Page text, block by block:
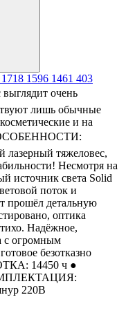
1718 1596 1461 403
очень
лишь обычные
и на
ОСОБЕННОСТИ:
тяжеловес,
Несмотря на
источник света Solid
поток и
прошёл детальную
оптика
Надёжное,
с огромным
безотказно
14450 ч ●
220В